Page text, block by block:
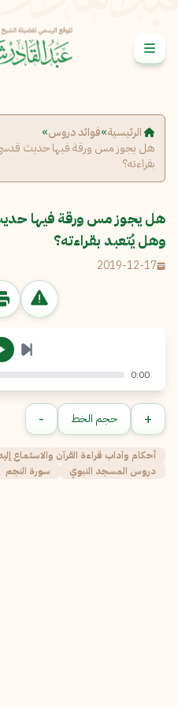
الرئيسية»فوائد دروس»
هل يجوز مس ورقة فيها حديث
بقراءته؟
هل يجوز مس ورقة فيها
وهل يُتعبد بقراءته؟
2019-12-17
الاسم الكامل*
البريد الإلكتروني
الرسالة*
إلغاء
0:00
+ حجم الخط -
أحكام وآداب قراءة القرآن والاستماع
دروس المسجد النبوي
سورة النجم